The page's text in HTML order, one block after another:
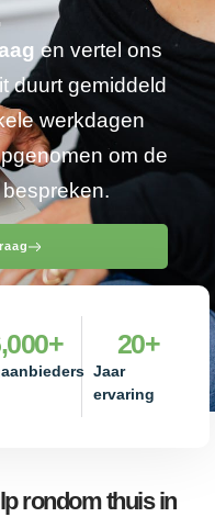
en vertel ons
duurt gemiddeld
werkdagen
om de
+
Jaar
ervaring
20+
rondom thuis in